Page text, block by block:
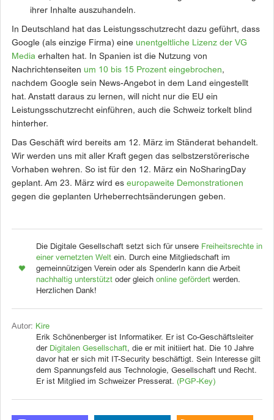
ihrer Inhalte auszuhandeln.
In Deutschland hat das Leistungsschutzrecht dazu geführt, dass
Google (als einzige Firma) eine unentgeltliche Lizenz der VG
Media erhalten hat. In Spanien ist die Nutzung von
Nachrichtenseiten um 10 bis 15 Prozent eingebrochen,
nachdem Google sein News-Angebot in dem Land eingestellt
hat. Anstatt daraus zu lernen, will nicht nur die EU ein
Leistungsschutzrecht einführen, auch die Schweiz torkelt blind
hinterher.
Das Geschäft wird bereits am 12. März im Ständerat behandelt.
Wir werden uns mit aller Kraft gegen das selbstzerstörerische
Vorhaben wehren. So ist für den 12. März ein NoSharingDay
geplant. Am 23. März wird es europaweite Demonstrationen
gegen die geplanten Urheberrechtsänderungen geben.
Die Digitale Gesellschaft setzt sich für unsere Freiheitsrechte in
einer vernetzten Welt ein. Durch eine Mitgliedschaft im
gemeinnützigen Verein oder als SpenderIn kann die Arbeit
nachhaltig unterstützt oder gleich online gefördert werden.
Herzlichen Dank!
Autor: Kire
Erik Schönenberger ist Informatiker. Er ist Co-Geschäftsleiter
der Digitalen Gesellschaft, die er mit initiiert hat. Die 10 Jahre
davor hat er sich mit IT-Security beschäftigt. Sein Interesse gilt
dem Spannungsfeld aus Technologie, Gesellschaft und Recht.
Er ist Mitglied im Schweizer Presserat. (PGP-Key)